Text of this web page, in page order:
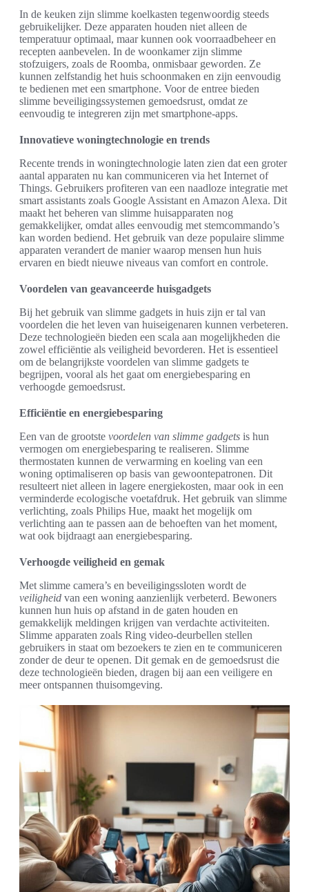
In de keuken zijn slimme koelkasten tegenwoordig steeds
gebruikelijker. Deze apparaten houden niet alleen de
temperatuur optimaal, maar kunnen ook voorraadbeheer en
recepten aanbevelen. In de woonkamer zijn slimme
stofzuigers, zoals de Roomba, onmisbaar geworden. Ze
kunnen zelfstandig het huis schoonmaken en zijn eenvoudig
te bedienen met een smartphone. Voor de entree bieden
slimme beveiligingssystemen gemoedsrust, omdat ze
eenvoudig te integreren zijn met smartphone-apps.
Innovatieve woningtechnologie en trends
Recente trends in woningtechnologie laten zien dat een groter
aantal apparaten nu kan communiceren via het Internet of
Things. Gebruikers profiteren van een naadloze integratie met
smart assistants zoals Google Assistant en Amazon Alexa. Dit
maakt het beheren van slimme huisapparaten nog
gemakkelijker, omdat alles eenvoudig met stemcommando’s
kan worden bediend. Het gebruik van deze populaire slimme
apparaten verandert de manier waarop mensen hun huis
ervaren en biedt nieuwe niveaus van comfort en controle.
Voordelen van geavanceerde huisgadgets
Bij het gebruik van slimme gadgets in huis zijn er tal van
voordelen die het leven van huiseigenaren kunnen verbeteren.
Deze technologieën bieden een scala aan mogelijkheden die
zowel efficiëntie als veiligheid bevorderen. Het is essentieel
om de belangrijkste voordelen van slimme gadgets te
begrijpen, vooral als het gaat om energiebesparing en
verhoogde gemoedsrust.
Efficiëntie en energiebesparing
Een van de grootste voordelen van slimme gadgets is hun
vermogen om energiebesparing te realiseren. Slimme
thermostaten kunnen de verwarming en koeling van een
woning optimaliseren op basis van gewoontepatronen. Dit
resulteert niet alleen in lagere energiekosten, maar ook in een
verminderde ecologische voetafdruk. Het gebruik van slimme
verlichting, zoals Philips Hue, maakt het mogelijk om
verlichting aan te passen aan de behoeften van het moment,
wat ook bijdraagt aan energiebesparing.
Verhoogde veiligheid en gemak
Met slimme camera’s en beveiligingssloten wordt de
veiligheid van een woning aanzienlijk verbeterd. Bewoners
kunnen hun huis op afstand in de gaten houden en
gemakkelijk meldingen krijgen van verdachte activiteiten.
Slimme apparaten zoals Ring video-deurbellen stellen
gebruikers in staat om bezoekers te zien en te communiceren
zonder de deur te openen. Dit gemak en de gemoedsrust die
deze technologieën bieden, dragen bij aan een veiligere en
meer ontspannen thuisomgeving.